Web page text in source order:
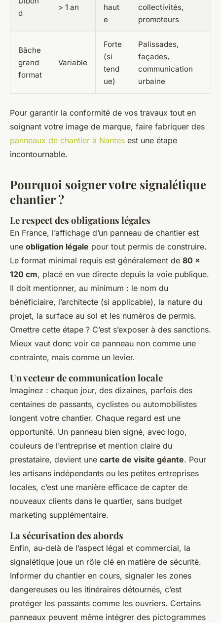
d
> 1 an
haut
e
collectivités,
promoteurs
Bâche
grand
format
Variable
Forte
(si
tend
ue)
Palissades,
façades,
communication
urbaine
Pour garantir la conformité de vos travaux tout en
soignant votre image de marque, faire fabriquer des
panneaux de chantier à Nantes est une étape
incontournable.
Pourquoi soigner votre signalétique
chantier ?
Le respect des obligations légales
En France, l’affichage d’un panneau de chantier est
une obligation légale pour tout permis de construire.
Le format minimal requis est généralement de 80 ×
120 cm, placé en vue directe depuis la voie publique.
Il doit mentionner, au minimum : le nom du
bénéficiaire, l’architecte (si applicable), la nature du
projet, la surface au sol et les numéros de permis.
Omettre cette étape ? C’est s’exposer à des sanctions.
Mieux vaut donc voir ce panneau non comme une
contrainte, mais comme un levier.
Un vecteur de communication locale
Imaginez : chaque jour, des dizaines, parfois des
centaines de passants, cyclistes ou automobilistes
longent votre chantier. Chaque regard est une
opportunité. Un panneau bien signé, avec logo,
couleurs de l’entreprise et mention claire du
prestataire, devient une carte de visite géante. Pour
les artisans indépendants ou les petites entreprises
locales, c’est une manière efficace de capter de
nouveaux clients dans le quartier, sans budget
marketing supplémentaire.
La sécurisation des abords
Enfin, au-delà de l’aspect légal et commercial, la
signalétique joue un rôle clé en matière de sécurité.
Informer du chantier en cours, signaler les zones
dangereuses ou les itinéraires détournés, c’est
protéger les passants comme les ouvriers. Certains
panneaux peuvent même intégrer des pictogrammes